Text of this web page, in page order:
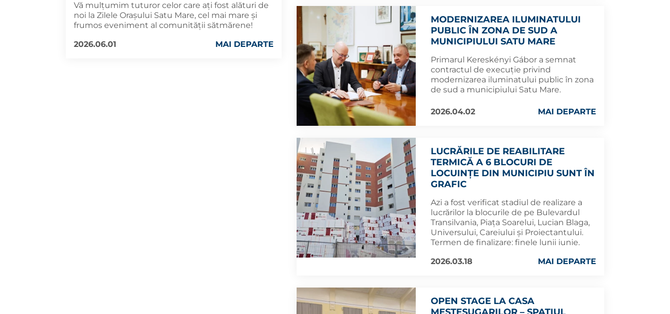
Vă mulțumim tuturor celor care ați fost alături de
noi la Zilele Orașului Satu Mare, cel mai mare și
frumos eveniment al comunității sătmărene!
2026.06.01
MAI DEPARTE
MODERNIZAREA ILUMINATULUI
PUBLIC ÎN ZONA DE SUD A
MUNICIPIULUI SATU MARE
Primarul Kereskényi Gábor a semnat
contractul de execuție privind
modernizarea iluminatului public în zona
de sud a municipiului Satu Mare.
2026.04.02 MAI DEPARTE
LUCRĂRILE DE REABILITARE
TERMICĂ A 6 BLOCURI DE
LOCUINȚE DIN MUNICIPIU SUNT ÎN
GRAFIC
Azi a fost verificat stadiul de realizare a
lucrărilor la blocurile de pe Bulevardul
Transilvania, Piața Soarelui, Lucian Blaga,
Universului, Careiului și Proiectantului.
Termen de finalizare: finele lunii iunie.
2026.03.18
MAI DEPARTE
OPEN STAGE LA CASA